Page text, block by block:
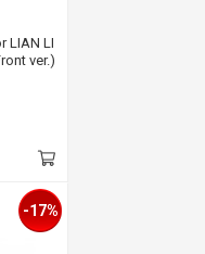
LIAN LI
ver.)
-17%